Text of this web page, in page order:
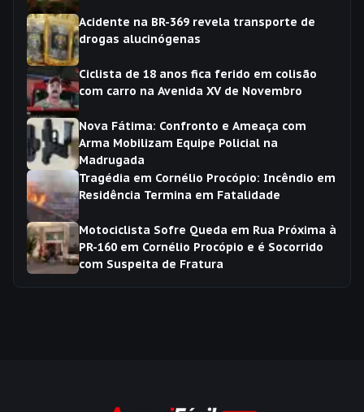
Acidente na BR-369 revela transporte de
drogas alucinógenas
Ciclista de 18 anos fica ferido em colisão
com carro na Avenida XV de Novembro
Nova Fátima: Confronto e Ameaça com
Arma Mobilizam Equipe Policial na
Madrugada
Tragédia em Cornélio Procópio: Incêndio em
Residência Termina em Fatalidade
Motociclista Sofre Queda em Rua Próxima à
PR-160 em Cornélio Procópio e é Socorrido
com Suspeita de Fratura